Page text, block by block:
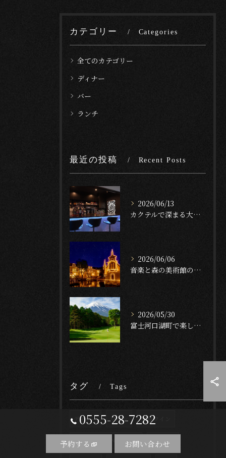
カテゴリー Categories
全てのカテゴリー
ディナー
バー
ランチ
最近の投稿 Recent Posts
2026/06/13
カクテルで深まる大人時間富士河口湖町のバーで楽しむナイトライフの魅力
2026/06/06
音楽と森の美術館のお花やオルゴール鑑賞後に堪能する河口湖駅周辺の特別なディナープラン
2026/05/30
富士河口湖町で楽しむゴルフの後の贅沢ディナー 美味しい料理とお酒があるおすすめレストラン
タグ Tags
ディナー ワイン 甲州ワイン
マスカット・ベーリーA 赤ワイン
0555-28-7282
予約する お問い合わせ